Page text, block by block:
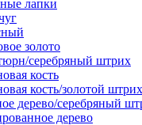
лапки
золото
серебряный штрих
кость
кость/золотой штрих
дерево/серебряный
дерево